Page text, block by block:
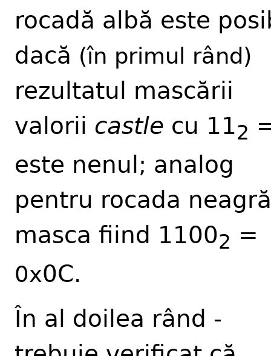
rocadă albă este
dacă (în primul rând)
rezultatul mascării
valorii castle cu 112
este nenul; analog
pentru rocada
masca fiind 11002 =
0x0C.
În al doilea rând -